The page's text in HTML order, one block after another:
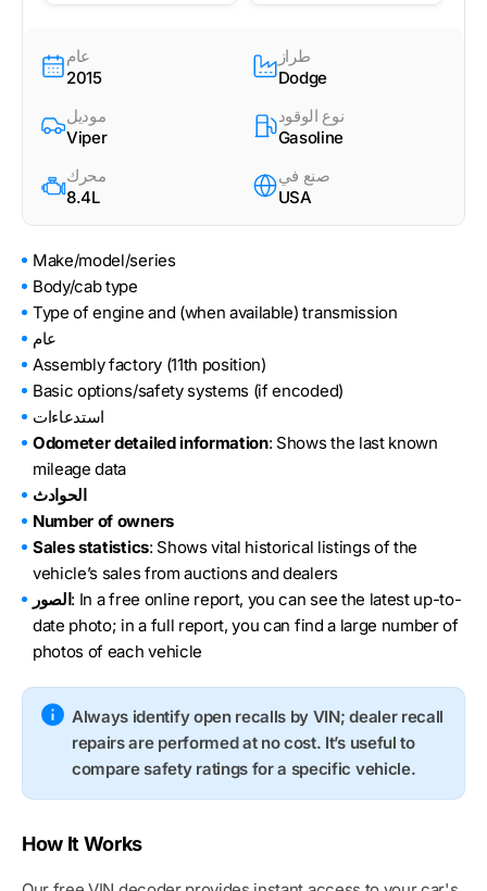
عام
2015
طراز
Dodge
موديل
Viper
نوع الوقود
Gasoline
محرك
8.4L
صنع في
USA
Make/model/series
Body/cab type
Type of engine and (when available) transmission
عام
Assembly factory (11th position)
Basic options/safety systems (if encoded)
استدعاءات
Odometer detailed information: Shows the last known
mileage data
الحوادث
Number of owners
Sales statistics: Shows vital historical listings of the
vehicle’s sales from auctions and dealers
الصور: In a free online report, you can see the latest up-to-
date photo; in a full report, you can find a large number of
photos of each vehicle
Always identify open recalls by VIN; dealer recall
repairs are performed at no cost. It’s useful to
compare safety ratings for a specific vehicle.
How It Works